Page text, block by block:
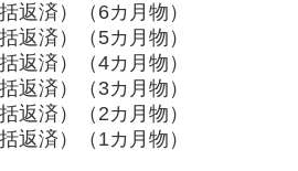
返済）（6カ月物）
返済）（5カ月物）
返済）（4カ月物）
返済）（3カ月物）
返済）（2カ月物）
返済）（1カ月物）